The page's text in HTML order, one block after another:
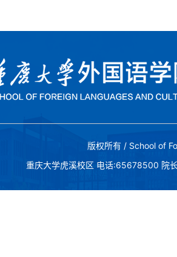
版权所有 / School of
重庆大学虎溪校区 电话:65678500 院